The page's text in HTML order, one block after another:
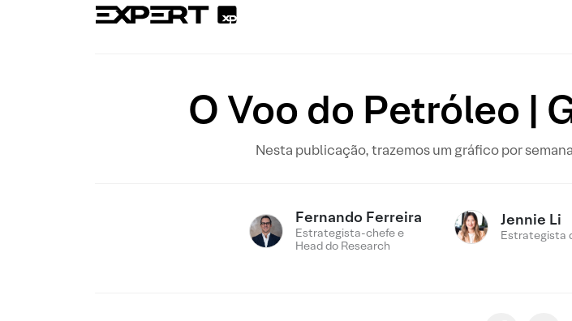
O Voo do Petróleo |
Nesta publicação, trazemos um gráfico por
Fernando Ferreira
Estrategista-chefe e
Head do Research
Jennie Li
Estrategista